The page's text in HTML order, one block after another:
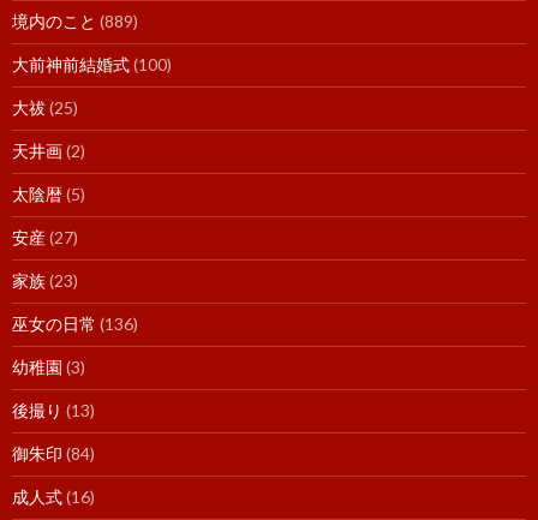
境内のこと (889)
大前神前結婚式(100)
大祓(25)
天井画(2)
太陰暦(5)
安産(27)
家族(23)
巫女の日常 (136)
幼稚園 (3)
後撮り (13)
御朱印 (84)
成人式(16)